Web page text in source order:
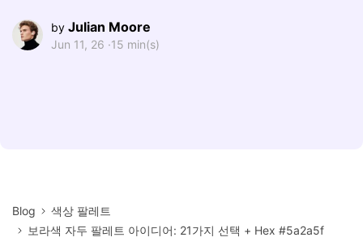
by Julian Moore
Jun 11, 26 ·15 min(s)
Blog
색상 팔레트
보라색 자두 팔레트 아이디어: 21가지 선택 + Hex #5a2a5f